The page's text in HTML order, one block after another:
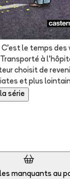
C'est le temps
à
choisit de
et plus
série
manquants au